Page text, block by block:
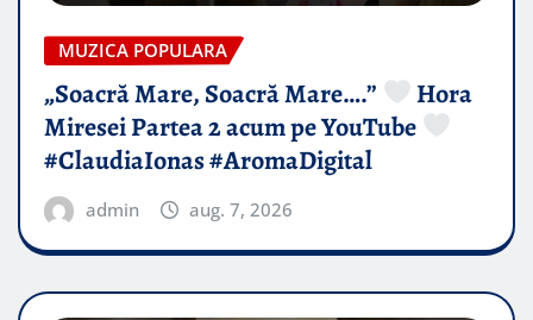
MUZICA POPULARA
„Soacră Mare, Soacră Mare….”
Hora
Miresei Partea 2 acum pe YouTube
#ClaudiaIonas #AromaDigital
admin aug. 7, 2026